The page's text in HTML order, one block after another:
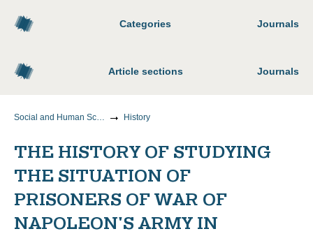
Categories Journals
Article sections Journals
Social and Human Sciences History
THE HISTORY OF STUDYING
THE SITUATION OF
PRISONERS OF WAR OF
NAPOLEON'S ARMY IN